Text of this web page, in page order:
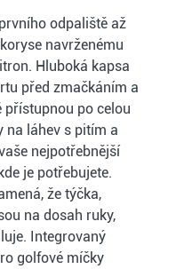
odpaliště až
navrženému
Hluboká kapsa
před zmačkáním a
po celou
na láhev s pitím a
nejpotřebnější
je potřebujete.
že týčka,
na dosah ruky,
Integrovaný
golfové míčky